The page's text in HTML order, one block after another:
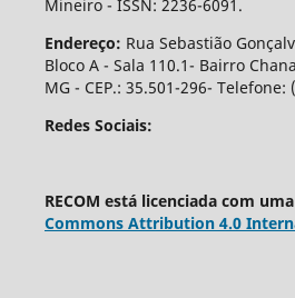
Mineiro - ISSN: 2236-6091.
Endereço: Rua Sebastião
Bloco A - Sala 110.1- Bairro
MG - CEP.: 35.501-296- Telefone:
Redes Sociais:
RECOM está licenciada com
Commons Attribution 4.0